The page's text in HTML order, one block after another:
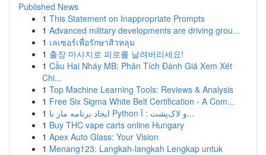
Published News
1 This Statement on Inappropriate Prompts
1 Advanced military developments are driving grou...
1 เลเซอร์เพื่อรักษาสิวหลุม
1 출장 마사지로 피로를 날려버리세요!
1 Cầu Hai Nháy MB: Phân Tích Đánh Giá Xem Xét
Chi...
1 Top Machine Learning Tools: Reviews & Analysis
1 Free Six Sigma White Belt Certification - A Com...
1
ایجاد برنامه مار با Python و لاک‌پشت : آ...
1 Buy THC vape carts online Hungary
1 Apex Auto Glass: Your Vision
1 Menang123: Langkah-langkah Lengkap untuk